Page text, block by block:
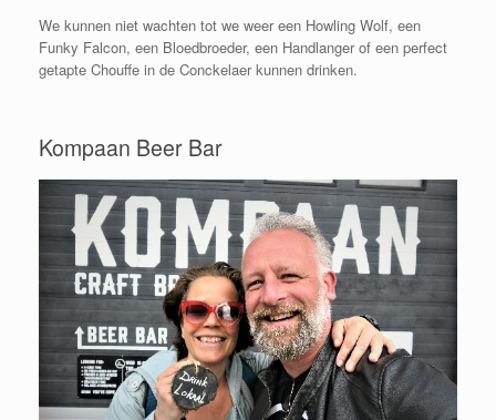
We kunnen niet wachten tot we weer een Howling Wolf, een
Funky Falcon, een Bloedbroeder, een Handlanger of een perfect
getapte Chouffe in de Conckelaer kunnen drinken.
Kompaan Beer Bar